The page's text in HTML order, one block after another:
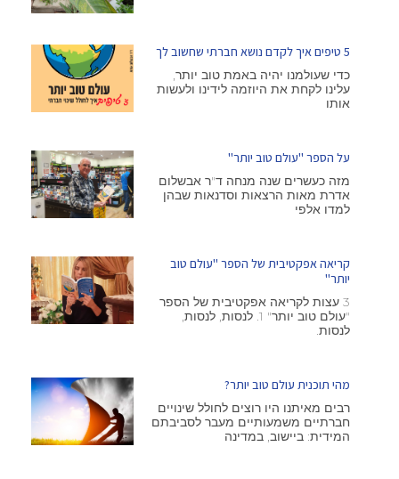
5 טיפים איך לקדם נושא חברתי שחשוב לך
כדי שעולמנו יהיה באמת טוב יותר,
עלינו לקחת את היוזמה לידינו ולעשות
אותו
על הספר "עולם טוב יותר"
מזה כעשרים שנה מנחה ד"ר אבשלום
אדרת מאות הרצאות וסדנאות שבהן
למדו אלפי
קריאה אפקטיבית של הספר "עולם טוב
יותר"
3 עצות לקריאה אפקטיבית של הספר
"עולם טוב יותר" 1. לנסות, לנסות,
לנסות.
מהי תוכנית עולם טוב יותר?
רבים מאיתנו היו רוצים לחולל שינויים
חברתיים משמעותיים מעבר לסביבתם
המידית: ביישוב, במדינה